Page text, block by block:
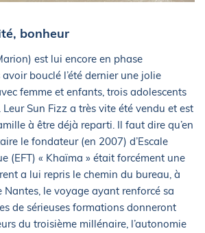
bonheur
est lui encore en phase
avoir bouclé l’été dernier une jolie
femme et enfants, trois adolescents
Sun Fizz a très vite été vendu et est
à être déjà reparti. Il faut dire qu’en
le fondateur (en 2007) d’Escale
(EFT) « Khaïma » était forcément une
a lui repris le chemin du bureau, à
Nantes, le voyage ayant renforcé sa
de sérieuses formations donneront
du troisième millénaire, l’autonomie